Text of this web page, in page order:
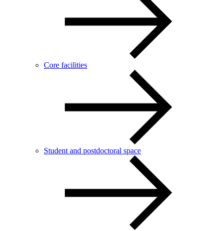
Core facilities
Student and postdoctoral space